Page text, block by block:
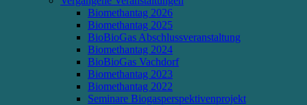
Biomethantag 2026
Biomethantag 2025
BioBioGas Abschlussveranstaltung
Biomethantag 2024
BioBioGas Vachdorf
Biomethantag 2023
Biomethantag 2022
Seminare Biogasperspektivenprojekt